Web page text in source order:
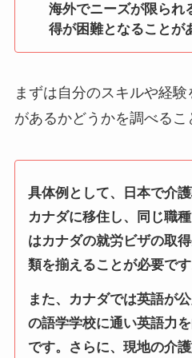
海外でニーズが限られ
得が困難となることが
まずは自分のスキルや経
があるかどうかを調べるこ
具体例として、日本で介
カナダに移住し、同じ職
はカナダの就労ビザの取
類を揃えることが必要です
また、カナダでは英語が
の語学学校に通い英語力
です。さらに、現地の介